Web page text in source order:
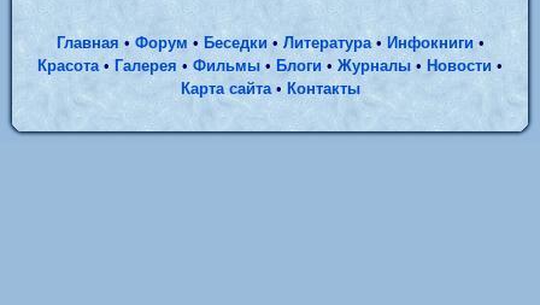
Главная •Форум • Беседки• Литература• Инфокниги•
Красота• Галерея • Фильмы • Блоги • Журналы • Новости •
Карта сайта• Контакты